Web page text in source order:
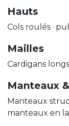
Hauts
Cols roulés ·
Mailles
Cardigans
Manteaux
Manteaux
manteaux en